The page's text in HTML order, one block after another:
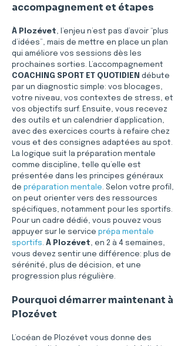
accompagnement et étapes
À Plozévet, l’enjeu n’est pas d’avoir “plus
d’idées”, mais de mettre en place un plan
qui améliore vos sessions dès les
prochaines sorties. L’accompagnement
COACHING SPORT ET QUOTIDIEN débute
par un diagnostic simple: vos blocages,
votre niveau, vos contextes de stress, et
vos objectifs surf. Ensuite, vous recevez
des outils et un calendrier d’application,
avec des exercices courts à refaire chez
vous et des consignes adaptées au spot.
La logique suit la préparation mentale
comme discipline, telle qu’elle est
présentée dans les principes généraux
de préparation mentale. Selon votre profil,
on peut orienter vers des ressources
spécifiques, notamment pour les sportifs.
Pour un cadre dédié, vous pouvez vous
appuyer sur le service prépa mentale
sportifs. À Plozévet, en 2 à 4 semaines,
vous devez sentir une différence: plus de
sérénité, plus de décision, et une
progression plus régulière.
Pourquoi démarrer maintenant à
Plozévet
L’océan de Plozévet vous donne des